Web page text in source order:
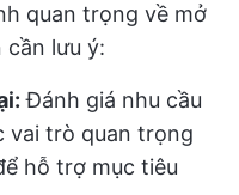
quan trọng về mở
cần lưu ý:
Đánh giá nhu cầu
vai trò quan trọng
hỗ trợ mục tiêu